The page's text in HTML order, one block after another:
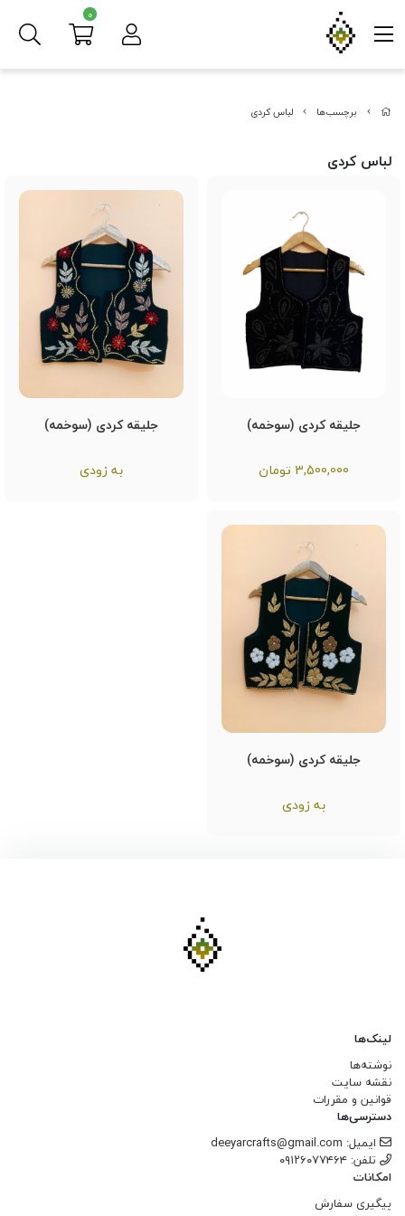
برچسب‌ها لباس کردی
لباس کردی
جلیقه کردی (سوخمه)
3,500,000 تومان
جلیقه کردی (سوخمه)
به زودی
جلیقه کردی (سوخمه)
به زودی
لینک‌ها
نوشته‌ها
نقشه سایت
قوانین و مقررات
دسترسی‌ها
ایمیل: deeyarcrafts@gmail.com
تلفن: ۰۹۱۲۶۰۷۷۴۶۴
امکانات
پیگیری سفارش
0